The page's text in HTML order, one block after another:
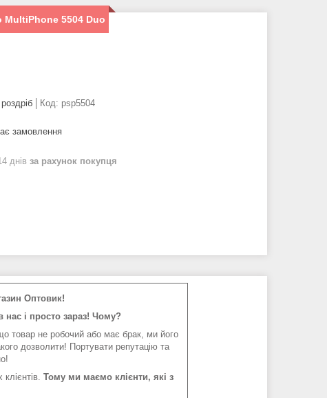
5504 Duo
Код: psp5504
замовлення
днів за рахунок покупця
Оптовик!
і просто зараз! Чому?
товар не робочий або має брак, ми його
дозволити! Портувати репутацію та
Тому ми маємо клієнти, які з